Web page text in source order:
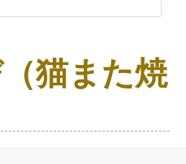
猫また焼